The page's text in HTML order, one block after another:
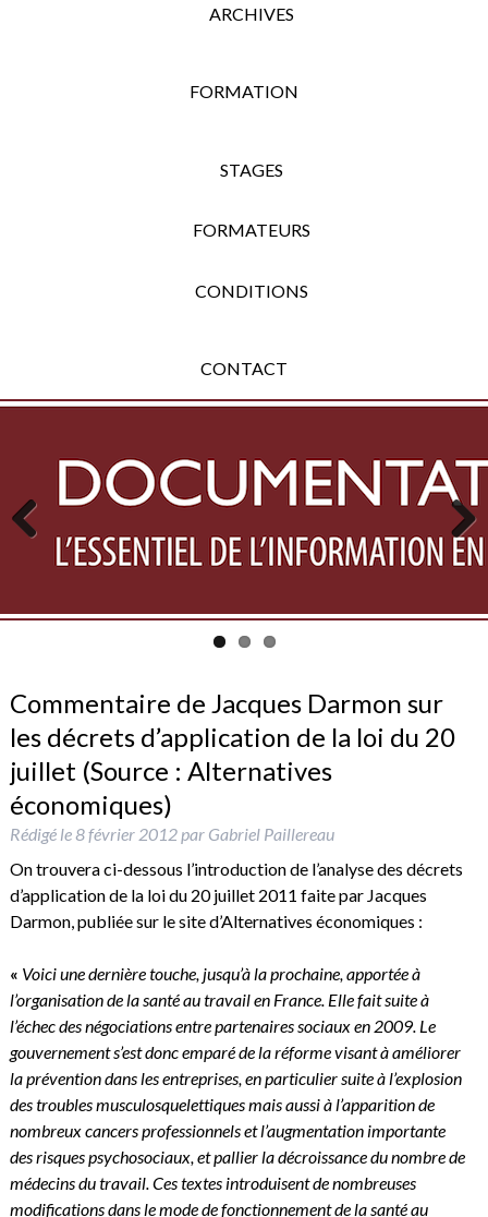
ARCHIVES
FORMATION
STAGES
FORMATEURS
CONDITIONS
CONTACT
Previous Next
Commentaire de Jacques Darmon sur
les décrets d’application de la loi du 20
juillet (Source : Alternatives
économiques)
Rédigé le8 février 2012par Gabriel Paillereau
On trouvera ci-dessous l’introduction de l’analyse des décrets
d’application de la loi du 20 juillet 2011 faite par Jacques
Darmon, publiée sur le site d’Alternatives économiques :
« Voici une dernière touche, jusqu’à la prochaine, apportée à
l’organisation de la santé au travail en France. Elle fait suite à
l’échec des négociations entre partenaires sociaux en 2009. Le
gouvernement s’est donc emparé de la réforme visant à améliorer
la prévention dans les entreprises, en particulier suite à l’explosion
des troubles musculosquelettiques mais aussi à l’apparition de
nombreux cancers professionnels et l’augmentation importante
des risques psychosociaux, et pallier la décroissance du nombre de
médecins du travail. Ces textes introduisent de nombreuses
modifications dans le mode de fonctionnement de la santé au